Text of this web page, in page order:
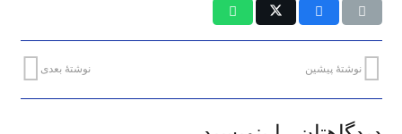
نوشتهٔ بعدی نوشتهٔ پیشین